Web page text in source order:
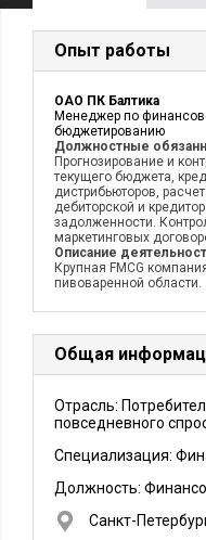
Опыт работы
ОАО ПК Балтика
Менеджер по
бюджетированию
Должностные
Прогнозирование и
текущего бюджета,
дистрибьюторов,
дебиторской и
задолженности.
маркетинговых
Описание
Крупная FMCG
пивоваренной области.
Общая
Отрасль:
повседневного
Специализация:
Должность:
Санкт-